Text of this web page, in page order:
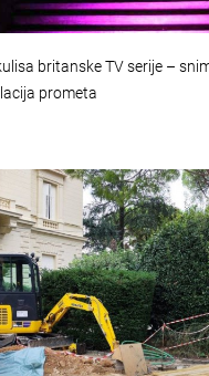
britanske TV serije –
prometa